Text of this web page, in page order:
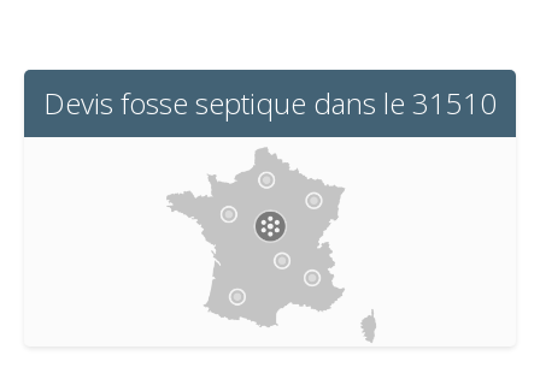
Devis fosse septique dans le 31510